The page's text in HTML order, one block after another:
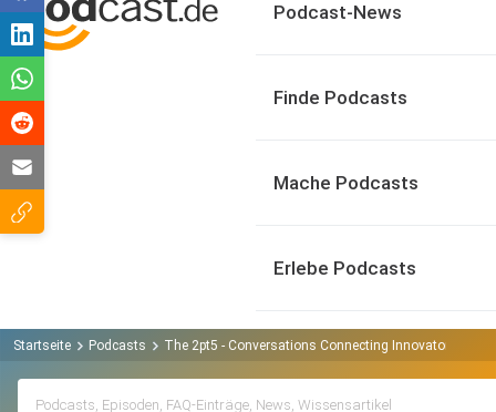
Podcast-News
Finde Podcasts
Mache Podcasts
Erlebe Podcasts
Startseite Podcasts The 2pt5 - Conversations Connecting Innovators